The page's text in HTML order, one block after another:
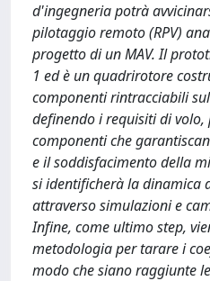
d'ingegneria potrà
pilotaggio remoto (RPV)
progetto di un MAV. Il
1 ed è un quadrirotore
componenti rintracciabili
definendo i requisiti di volo,
componenti che
e il soddisfacimento della
si identificherà la dinamica
attraverso simulazioni e
Infine, come ultimo step,
metodologia per tarare i
modo che siano raggiunte